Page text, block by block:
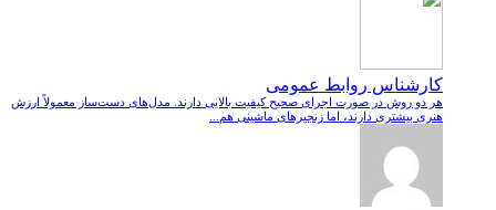
کارشناس روابط عمومی
هر دو روش در صورت اجرای صحیح کیفیت بالایی دارند. مدل‌های دست‌ساز معمولاً ارزش
هنری بیشتری دارند، اما زنجیرهای ماشینی هم...